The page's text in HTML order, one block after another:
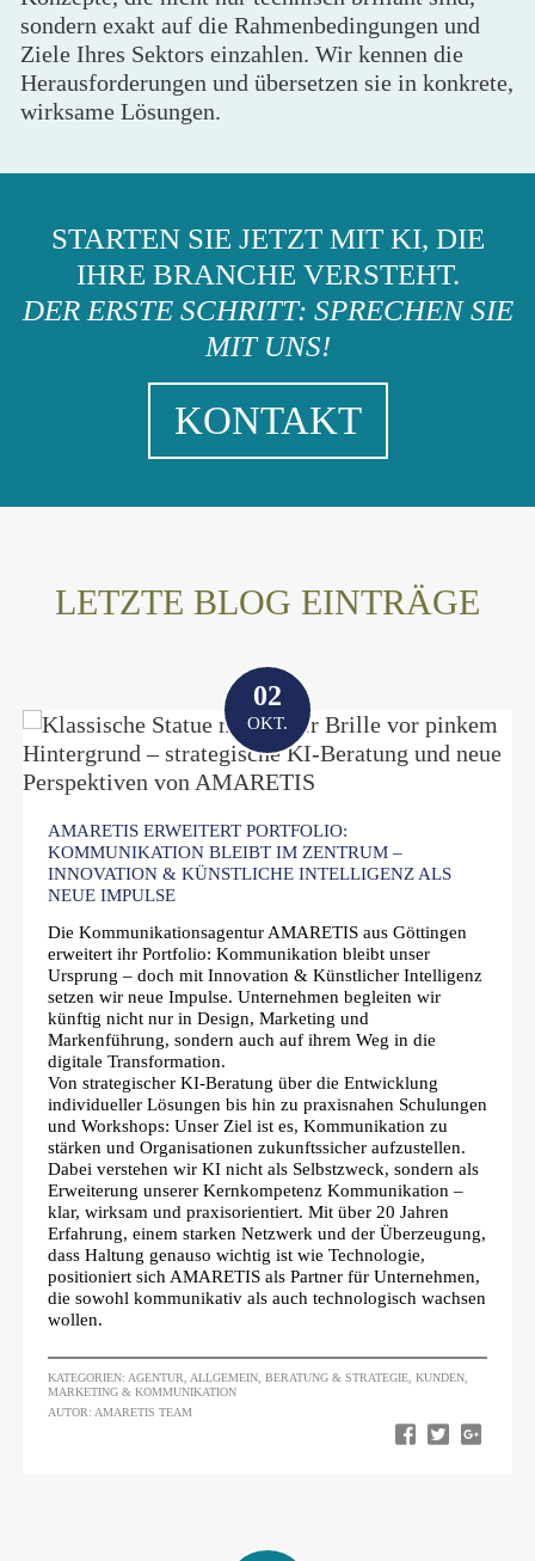
sondern exakt auf die Rahmenbedingungen und
Ziele Ihres Sektors einzahlen. Wir kennen die
Herausforderungen und übersetzen sie in konkrete,
wirksame Lösungen.
STARTEN SIE JETZT MIT KI, DIE
IHRE BRANCHE VERSTEHT.
DER ERSTE SCHRITT: SPRECHEN SIE
MIT UNS!
KONTAKT
LETZTE BLOG EINTRÄGE
02
OKT.
AMARETIS ERWEITERT PORTFOLIO:
KOMMUNIKATION BLEIBT IM ZENTRUM –
INNOVATION & KÜNSTLICHE INTELLIGENZ ALS
NEUE IMPULSE
Die Kommunikationsagentur AMARETIS aus Göttingen
erweitert ihr Portfolio: Kommunikation bleibt unser
Ursprung – doch mit Innovation & Künstlicher Intelligenz
setzen wir neue Impulse. Unternehmen begleiten wir
künftig nicht nur in Design, Marketing und
Markenführung, sondern auch auf ihrem Weg in die
digitale Transformation.
Von strategischer KI-Beratung über die Entwicklung
individueller Lösungen bis hin zu praxisnahen Schulungen
und Workshops: Unser Ziel ist es, Kommunikation zu
stärken und Organisationen zukunftssicher aufzustellen.
Dabei verstehen wir KI nicht als Selbstzweck, sondern als
Erweiterung unserer Kernkompetenz Kommunikation –
klar, wirksam und praxisorientiert. Mit über 20 Jahren
Erfahrung, einem starken Netzwerk und der Überzeugung,
dass Haltung genauso wichtig ist wie Technologie,
positioniert sich AMARETIS als Partner für Unternehmen,
die sowohl kommunikativ als auch technologisch wachsen
wollen.
KATEGORIEN: AGENTUR ALLGEMEIN, BERATUNG & STRATEGIE, KUNDEN,
MARKETING & KOMMUNIKATION
AUTOR: AMARETIS TEAM